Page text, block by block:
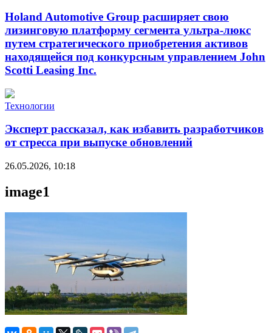
Holand Automotive Group расширяет свою
лизинговую платформу сегмента ультра-люкс
путем стратегического приобретения активов
находящейся под конкурсным управлением John
Scotti Leasing Inc.
Технологии
Эксперт рассказал, как избавить разработчиков
от стресса при выпуске обновлений
26.05.2026, 10:18
image1